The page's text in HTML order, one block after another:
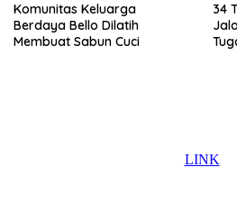
Komunitas Keluarga
Berdaya Bello Dilatih
Membuat Sabun Cuci
34